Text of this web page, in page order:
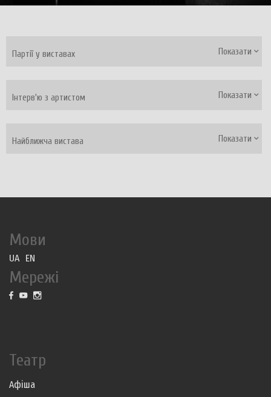
Партії у виставах Показати
Інтерв'ю з артистом Показати
Найближча вистава Показати
Мови
UA EN
Мережі
Театр
Афіша